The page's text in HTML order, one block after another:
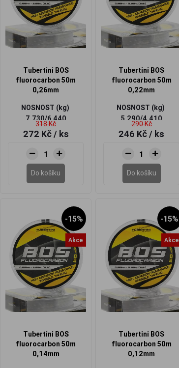
Tubertini BOS
fluorocarbon 50m
0,26mm
NOSNOST (kg)
7,730/6,440
318 Kč
272 Kč/ ks
Do košíku
Tubertini BOS
fluorocarbon 50m
0,22mm
NOSNOST (kg)
5,290/4,410
290 Kč
246 Kč/ ks
Do košíku
-15%
Akce
Tubertini BOS
fluorocarbon 50m
0,14mm
-15%
Akce
Tubertini BOS
fluorocarbon 50m
0,12mm